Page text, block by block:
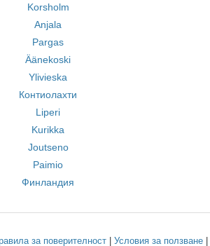
Korsholm
Anjala
Pargas
Äänekoski
Ylivieska
Контиолахти
Liperi
Kurikka
Joutseno
Paimio
Финландия
за поверителност| Условия за ползване|